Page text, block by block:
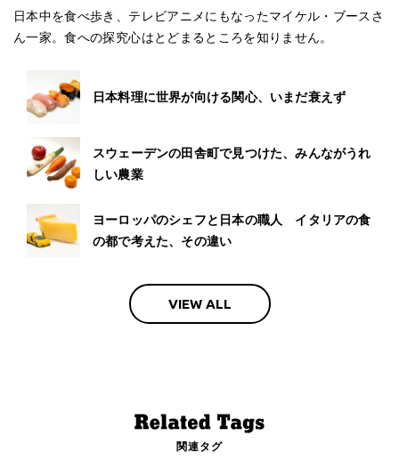
日本中を食べ歩き、テレビアニメにもなったマイケル・ブースさ
ん一家。食への探究心はとどまるところを知りません。
日本料理に世界が向ける関心、いまだ衰えず
スウェーデンの田舎町で見つけた、みんながうれ
しい農業
ヨーロッパのシェフと日本の職人 イタリアの食
の都で考えた、その違い
VIEW ALL
関連タグ